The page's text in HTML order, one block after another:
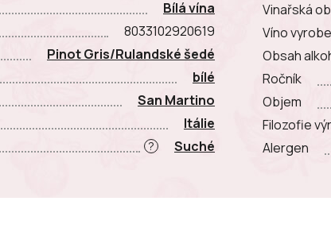
Bílá vína
8033102920619
Pinot Gris/Rulandské šedé
bílé
San Martino
Itálie
? Suché
Vinařská
Víno
Obsah
Ročník
Objem
Filozofie
Alergen